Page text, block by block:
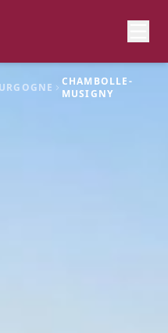
CHAMBOLLE-
MUSIGNY